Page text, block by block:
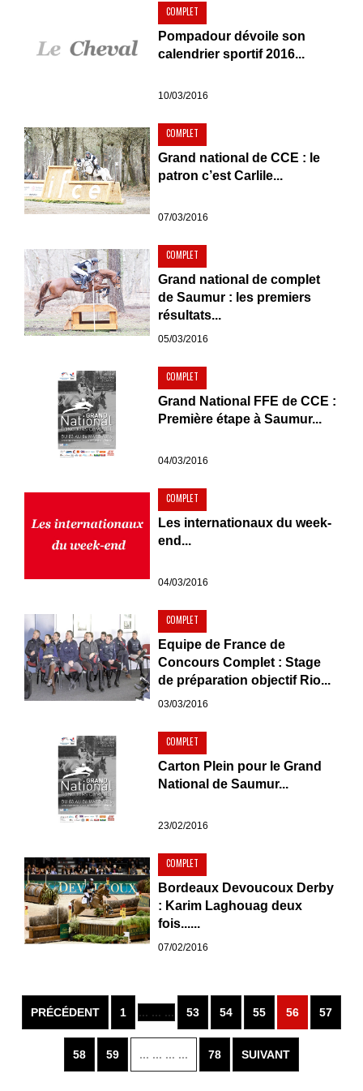
COMPLET
Pompadour dévoile son
calendrier sportif 2016...
10/03/2016
COMPLET
Grand national de CCE : le
patron c’est Carlile...
07/03/2016
COMPLET
Grand national de complet
de Saumur : les premiers
résultats...
05/03/2016
COMPLET
Grand National FFE de CCE :
Première étape à Saumur...
04/03/2016
COMPLET
Les internationaux du week-
end...
04/03/2016
COMPLET
Equipe de France de
Concours Complet : Stage
de préparation objectif Rio...
03/03/2016
COMPLET
Carton Plein pour le Grand
National de Saumur...
23/02/2016
COMPLET
Bordeaux Devoucoux Derby
: Karim Laghouag deux
fois......
07/02/2016
PRÉCÉDENT 1 ... ... ... 53 54 55 56 57
58 59 ... ... ... ... 78 SUIVANT